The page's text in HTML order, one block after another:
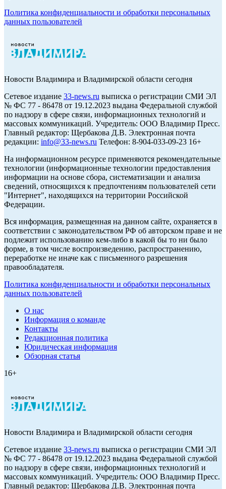
Политика конфиденциальности и обработки персональных
данных пользователей
Новости Владимира и Владимирской области сегодня
Cетевое издание 33-news.ru выписка о регистрации СМИ ЭЛ
№ ФС 77 - 86478 от 19.12.2023 выдана Федеральной службой
по надзору в сфере связи, информационных технологий и
массовых коммуникаций. Учредитель: ООО Владимир Пресс.
Главный редактор: Щербакова Д.В. Электронная почта
редакции: info@33-news.ru Телефон: 8-904-033-09-23 16+
На информационном ресурсе применяются рекомендательные
технологии (информационные технологии предоставления
информации на основе сбора, систематизации и анализа
сведений, относящихся к предпочтениям пользователей сети
"Интернет", находящихся на территории Российской
Федерации.
Вся информация, размещенная на данном сайте, охраняется в
соответствии с законодательством РФ об авторском праве и не
подлежит использованию кем-либо в какой бы то ни было
форме, в том числе воспроизведению, распространению,
переработке не иначе как с письменного разрешения
правообладателя.
Политика конфиденциальности и обработки персональных
данных пользователей
О нас
Информация о команде
Контакты
Редакционная политика
Юридическая информация
Обзорная статья
16+
Новости Владимира и Владимирской области сегодня
Cетевое издание 33-news.ru выписка о регистрации СМИ ЭЛ
№ ФС 77 - 86478 от 19.12.2023 выдана Федеральной службой
по надзору в сфере связи, информационных технологий и
массовых коммуникаций. Учредитель: ООО Владимир Пресс.
Главный редактор: Щербакова Д.В. Электронная почта